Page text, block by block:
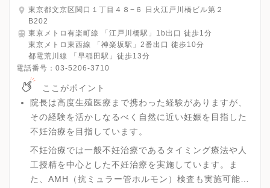
東京都文京区関口１丁目４８−６ 日火江戸川橋ビル第２
B202
東京メトロ有楽町線 「江戸川橋駅」1b出口 徒歩1分
東京メトロ東西線 「神楽坂駅」2番出口 徒歩10分
都電荒川線 「早稲田駅」徒歩13分
電話番号： 03-5206-3710
ここがポイント
院長は高度生殖医療まで携わった経験がありますが、
その経験を活かしなるべく自然に近い妊娠を目指した
不妊治療を目指しています。
不妊治療では一般不妊治療であるタイミング療法や人
工授精を中心とした不妊治療を実施しています。ま
た、AMH（抗ミュラー管ホルモン）検査も実施可能